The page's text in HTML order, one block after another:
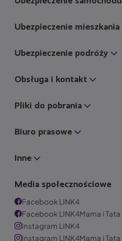
Ubezpieczenie mieszkania
Ubezpieczenie podróży
Obsługa i kontakt
Pliki do pobrania
Biuro prasowe
Inne
Media społecznościowe
Facebook LINK4
Facebook LINK4Mama i Tata
Instagram LINK4
Instagram LINK4Mama i Tata